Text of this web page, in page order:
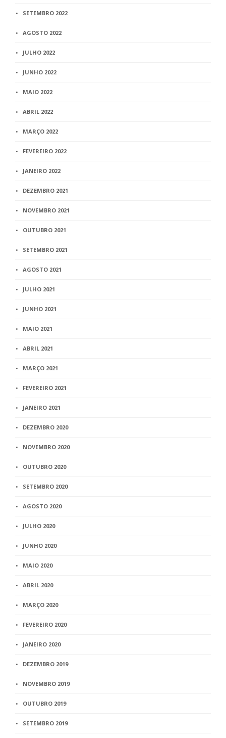
SETEMBRO 2022
AGOSTO 2022
JULHO 2022
JUNHO 2022
MAIO 2022
ABRIL 2022
MARÇO 2022
FEVEREIRO 2022
JANEIRO 2022
DEZEMBRO 2021
NOVEMBRO 2021
OUTUBRO 2021
SETEMBRO 2021
AGOSTO 2021
JULHO 2021
JUNHO 2021
MAIO 2021
ABRIL 2021
MARÇO 2021
FEVEREIRO 2021
JANEIRO 2021
DEZEMBRO 2020
NOVEMBRO 2020
OUTUBRO 2020
SETEMBRO 2020
AGOSTO 2020
JULHO 2020
JUNHO 2020
MAIO 2020
ABRIL 2020
MARÇO 2020
FEVEREIRO 2020
JANEIRO 2020
DEZEMBRO 2019
NOVEMBRO 2019
OUTUBRO 2019
SETEMBRO 2019